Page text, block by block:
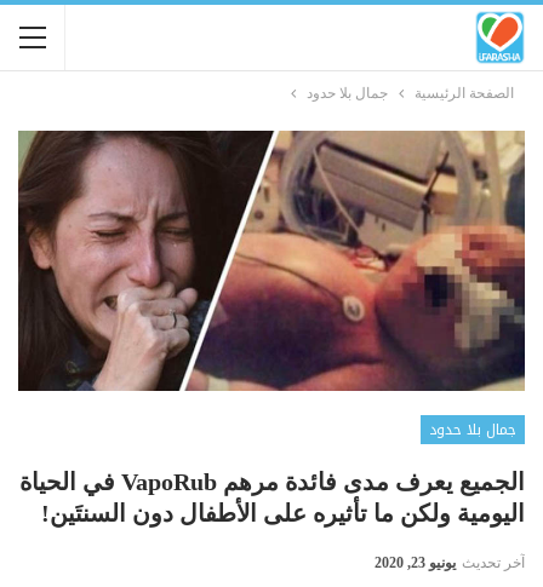
الصفحة الرئيسية جمال بلا حدود
جمال بلا حدود
الجميع يعرف مدى فائدة مرهم VapoRub في الحياة
اليومية ولكن ما تأثيره على الأطفال دون السنتَين!
آخر تحديث يونيو 23, 2020